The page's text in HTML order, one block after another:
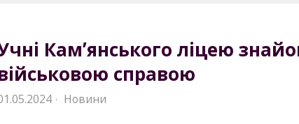
Камʼянського ліцею
справою
· Новини